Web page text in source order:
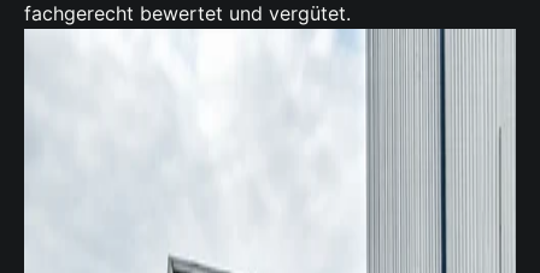
fachgerecht bewertet und vergütet.